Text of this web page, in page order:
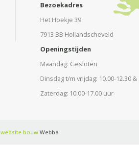
Bezoekadres
Het Hoekje 39
7913 BB Hollandscheveld
Openingstijden
Maandag: Gesloten
Dinsdag t/m vrijdag: 10.00-12.30
Zaterdag: 10.00-17.00 uur
website bouwWebba